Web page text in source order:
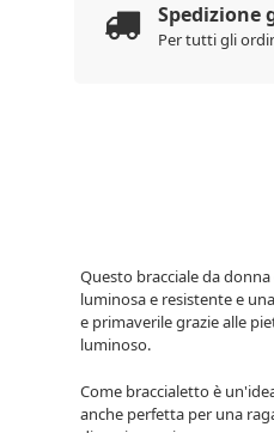
Spedizione
Per tutti gli
Questo bracciale da
luminosa e resistente e
e primaverile grazie alle
luminoso.
Come braccialetto è
anche perfetta per una